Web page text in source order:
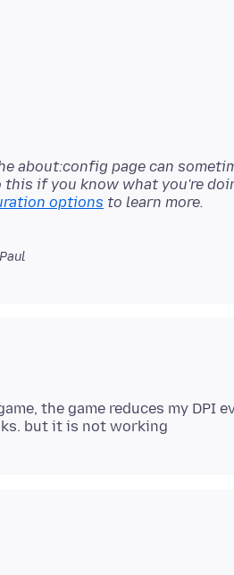
about:config page can
if you know what you're
options
Paul
the game reduces my DPI